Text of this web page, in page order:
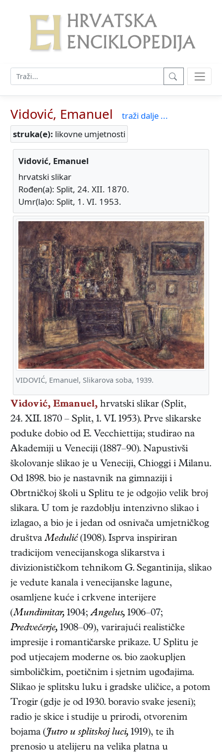
Vidović, Emanuel
traži dalje ...
struka(e): likovne umjetnosti
Vidović, Emanuel
hrvatski slikar
Rođen(a): Split, 24. XII. 1870.
Umr(la)o: Split, 1. VI. 1953.
VIDOVIĆ, Emanuel, Slikarova soba, 1939.
Vidović, Emanuel, hrvatski slikar (Split,
24. XII. 1870 – Split, 1. VI. 1953). Prve slikarske
poduke dobio od E. Vecchiettija; studirao na
Akademiji u Veneciji (1887–90). Napustivši
školovanje slikao je u Veneciji, Chioggi i Milanu.
Od 1898. bio je nastavnik na gimnaziji i
Obrtničkoj školi u Splitu te je odgojio velik broj
slikara. U tom je razdoblju intenzivno slikao i
izlagao, a bio je i jedan od osnivača umjetničkog
društvaMedulić (1908). Isprva inspiriran
tradicijom venecijanskoga slikarstva i
divizionističkom tehnikom G. Segantinija, slikao
je vedute kanala i venecijanske lagune,
osamljene kuće i crkvene interijere
(Mundimitar, 1904;Angelus, 1906–07;
Predvečerje, 1908–09), varirajući realističke
impresije i romantičarske prikaze. U Splitu je
pod utjecajem moderne os. bio zaokupljen
simboličkim, poetičnim i sjetnim ugođajima.
Slikao je splitsku luku i gradske uličice, a potom
Trogir (gdje je od 1930. boravio svake jeseni);
radio je skice i studije u prirodi, otvorenim
bojama (Jutro u splitskoj luci, 1919), te ih
prenosio u atelijeru na velika platna u